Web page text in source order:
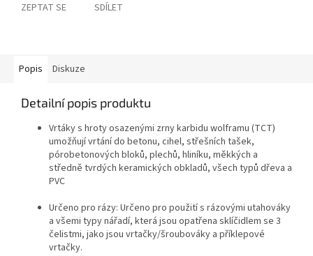
ZEPTAT SE SDÍLET
Popis Diskuze
Detailní popis produktu
Vrtáky s hroty osazenými zrny karbidu wolframu (TCT)
umožňují vrtání do betonu, cihel, střešních tašek,
pórobetonových bloků, plechů, hliníku, měkkých a
středně tvrdých keramických obkladů, všech typů dřeva a
PVC
Určeno pro rázy: Určeno pro použití s rázovými utahováky
a všemi typy nářadí, která jsou opatřena sklíčidlem se 3
čelistmi, jako jsou vrtačky/šroubováky a příklepové
vrtačky.